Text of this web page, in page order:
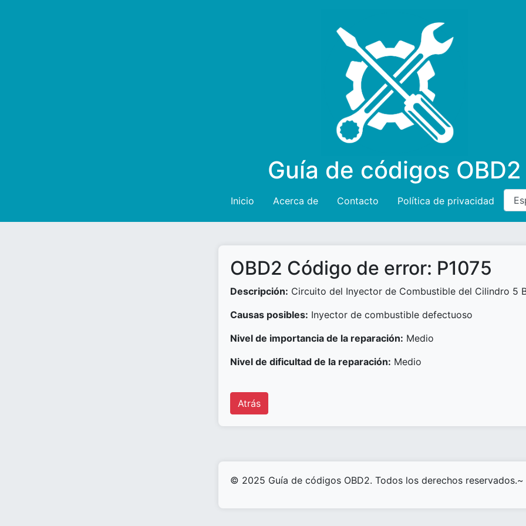
Guía de códigos OBD2
Inicio Acerca de Contacto Política de privacidad
OBD2 Código de error: P1075
Descripción: Circuito del Inyector de Combustible del Cilindro 5
Causas posibles: Inyector de combustible defectuoso
Nivel de importancia de la reparación: Medio
Nivel de dificultad de la reparación: Medio
Atrás
© 2025 Guía de códigos OBD2. Todos los derechos reservados.~